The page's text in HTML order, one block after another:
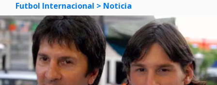
Futbol Internacional > Noticia